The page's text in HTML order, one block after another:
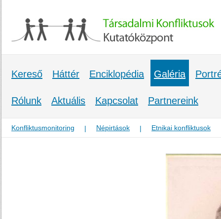
Kereső Háttér Enciklopédia Galéria
Rólunk Aktuális Kapcsolat Partnereink
Konfliktusmonitoring | Népirtások | Etnikai konfliktusok